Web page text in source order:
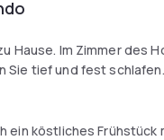
Hause. Im Zimmer des
Sie tief und fest schlafen.
ein köstliches Frühstück